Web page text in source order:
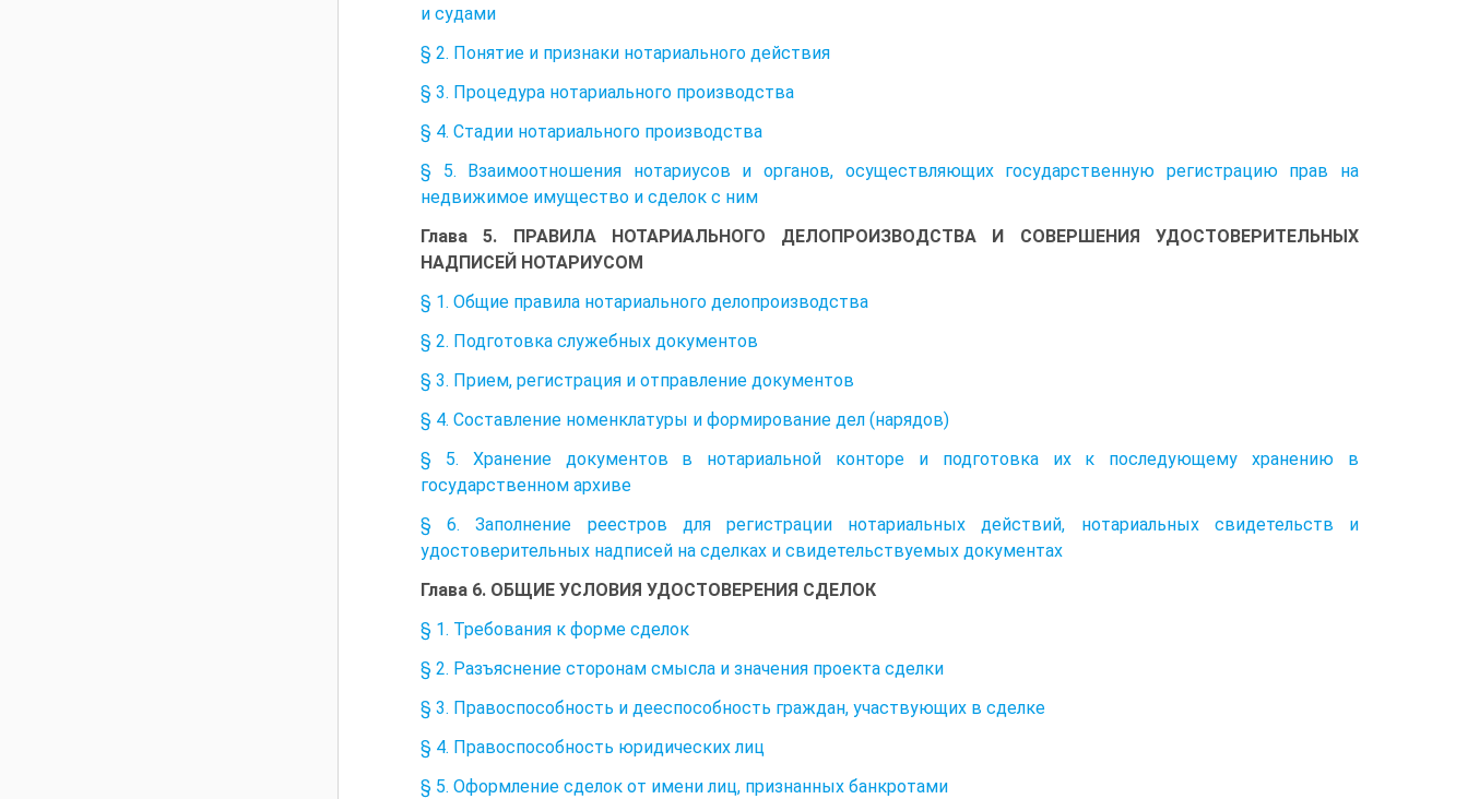
и судами
§ 2. Понятие и признаки нотариального действия
§ 3. Процедура нотариального производства
§ 4. Стадии нотариального производства
§ 5. Взаимоотношения нотариусов и органов, осуществляющих государственную регистрацию прав на
недвижимое имущество и сделок с ним
Глава 5. ПРАВИЛА НОТАРИАЛЬНОГО ДЕЛОПРОИЗВОДСТВА И СОВЕРШЕНИЯ УДОСТОВЕРИТЕЛЬНЫХ
НАДПИСЕЙ НОТАРИУСОМ
§ 1. Общие правила нотариального делопроизводства
§ 2. Подготовка служебных документов
§ 3. Прием, регистрация и отправление документов
§ 4. Составление номенклатуры и формирование дел (нарядов)
§ 5. Хранение документов в нотариальной конторе и подготовка их к последующему хранению в
государственном архиве
§ 6. Заполнение реестров для регистрации нотариальных действий, нотариальных свидетельств и
удостоверительных надписей на сделках и свидетельствуемых документах
Глава 6. ОБЩИЕ УСЛОВИЯ УДОСТОВЕРЕНИЯ СДЕЛОК
§ 1. Требования к форме сделок
§ 2. Разъяснение сторонам смысла и значения проекта сделки
§ 3. Правоспособность и дееспособность граждан, участвующих в сделке
§ 4. Правоспособность юридических лиц
§ 5. Оформление сделок от имени лиц, признанных банкротами